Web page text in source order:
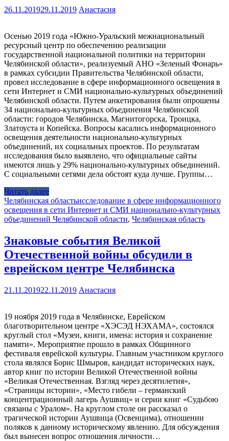
26.11.201929.11.2019 Анастасия
Осенью 2019 года «Южно-Уральский межнациональный
ресурсный центр по обеспечению реализации
государственной национальной политики на территории
Челябинской области», реализуемый АНО «Зеленый Фонарь»
в рамках субсидии Правительства Челябинской области,
провел исследование в сфере информационного освещения в
сети Интернет и СМИ национально-культурных объединений
Челябинской области. Путем анкетирования были опрошены
34 национально-культурных объединения Челябинской
области: городов Челябинска, Магнитогорска, Троицка,
Златоуста и Копейска. Вопросы касались информационного
освещения деятельности национально-культурных
объединений, их социальных проектов. По результатам
исследования было выявлено, что официальные сайты
имеются лишь у 29% национально-культурных объединений.
С социальными сетями дела обстоят куда лучше. Группы…
Читать далее
Челябинская областьисследование в сфере информационного
освещения в сети Интернет и СМИ национально-культурных
объединений Челябинской области, Челябинская область
Знаковые события Великой
Отечественной войны обсудили в
еврейском центре Челябинска
21.11.201922.11.2019 Анастасия
19 ноября 2019 года в Челябинске, Еврейском
благотворительном центре «ХЭСЭД НЭХАМА», состоялся
круглый стол «Музеи, книги, имена: история и сохранение
памяти». Мероприятие прошло в рамках Общинного
фестиваля еврейской культуры. Главным участником круглого
стола являлся Борис Шмыров, кандидат исторических наук,
автор книг по истории Великой Отечественной войны
«Великая Отечественная. Взгляд через десятилетия»,
«Страницы истории», «Место гибели – германский
концентрационный лагерь Аушвиц» и серии книг «Судьбою
связаны с Уралом». На круглом столе он рассказал о
трагической истории Аушвица (Освенцима), отношении
поляков к данному историческому явлению. Для обсуждения
был вынесен вопрос отношения личности…